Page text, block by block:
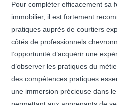
Pour compléter efficacement sa
immobilier, il est fortement
pratiques auprès de courtiers
côtés de professionnels
l’opportunité d’acquérir une
d’observer les pratiques du
des compétences pratiques
une immersion précieuse dans